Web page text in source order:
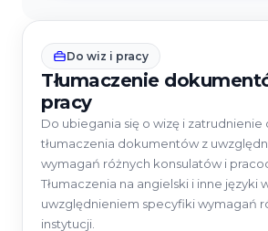
Do wiz i pracy
Tłumaczenie
pracy
Do ubiegania się o wizę i
tłumaczenia dokumentów z
wymagań różnych konsulatów i
Tłumaczenia na angielski i inne języki
uwzględnieniem specyfiki wymagań
instytucji.